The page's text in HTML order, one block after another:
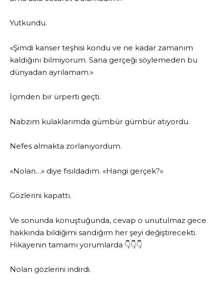
Yutkundu.
«Şimdi kanser teşhisi kondu ve ne kadar zamanım
kaldığını bilmiyorum. Sana gerçeği söylemeden bu
dünyadan ayrılamam.»
İçimden bir ürperti geçti.
Nabzım kulaklarımda gümbür gümbür atıyordu.
Nefes almakta zorlanıyordum.
«Nolan…» diye fısıldadım. «Hangi gerçek?»
Gözlerini kapattı.
Ve sonunda konuştuğunda, cevap o unutulmaz gece
hakkında bildiğimi sandığım her şeyi değiştirecekti.
Hikayenin tamamı yorumlarda 👇👇👇
Nolan gözlerini indirdi.